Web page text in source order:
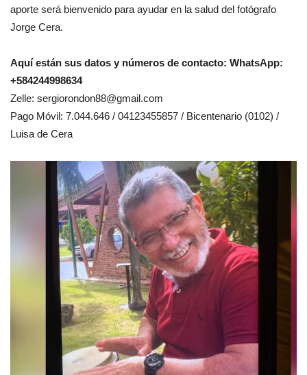
aporte será bienvenido para ayudar en la salud del fotógrafo
Jorge Cera.
Aquí están sus datos y números de contacto: WhatsApp:
+584244998634
Zelle: sergiorondon88@gmail.com
Pago Móvil: 7.044.646 / 04123455857 / Bicentenario (0102) /
Luisa de Cera